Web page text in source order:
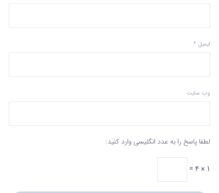
ایمیل *
وب‌ سایت
لطفا پاسخ را به عدد انگلیسی وارد کنید:
1 × 4 =